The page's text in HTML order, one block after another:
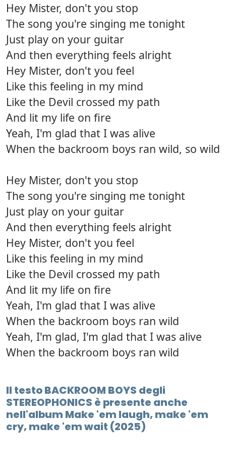
Hey Mister, don't you stop
The song you're singing me tonight
Just play on your guitar
And then everything feels alright
Hey Mister, don't you feel
Like this feeling in my mind
Like the Devil crossed my path
And lit my life on fire
Yeah, I'm glad that I was alive
When the backroom boys ran wild, so wild
Hey Mister, don't you stop
The song you're singing me tonight
Just play on your guitar
And then everything feels alright
Hey Mister, don't you feel
Like this feeling in my mind
Like the Devil crossed my path
And lit my life on fire
Yeah, I'm glad that I was alive
When the backroom boys ran wild
Yeah, I'm glad, I'm glad that I was alive
When the backroom boys ran wild
Il testo BACKROOM BOYS degli
STEREOPHONICS è presente anche
nell'album Make 'em laugh, make 'em
cry, make 'em wait (2025)